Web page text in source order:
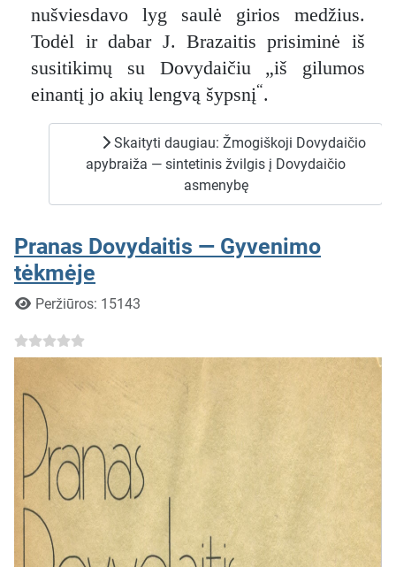
nušviesdavo lyg saulė girios medžius.
Todėl ir dabar J. Brazaitis prisiminė iš
susitikimų su Dovydaičiu „iš gilumos
einantį jo akių lengvą šypsnį“.
Skaityti daugiau: Žmogiškoji Dovydaičio
apybraiža — sintetinis žvilgis į Dovydaičio
asmenybę
Pranas Dovydaitis — Gyvenimo
tėkmėje
Išsami informacija
Peržiūros: 15143